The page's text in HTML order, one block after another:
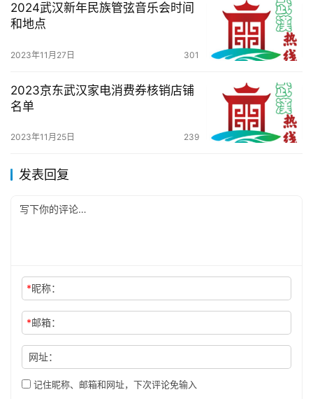
2024武汉新年民族管弦音乐会时间
和地点
2023年11月27日 301
2023京东武汉家电消费券核销店铺
名单
2023年11月25日 239
发表回复
*昵称：
*邮箱：
网址：
记住昵称、邮箱和网址，下次评论免输入